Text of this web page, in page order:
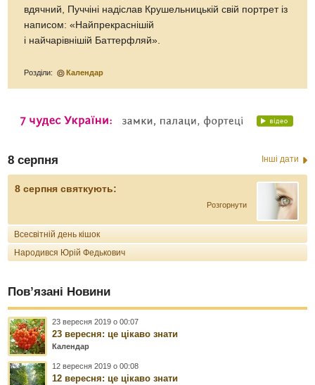
вдячний, Пуччіні надіслав Крушельницькій свій портрет із
написом: «Найпрекраснішій
і найчарівнішій Баттерфляй».
Розділи: Календар
8 серпня Інші дати
8 серпня святкують:
Розгорнути
Всесвітній день кішок
Народився Юрій Федькович
Пов’язані Новини
23 вересня 2019 о 00:07
23 вересня: це цікаво знати
Календар
12 вересня 2019 о 00:08
12 вересня: це цікаво знати